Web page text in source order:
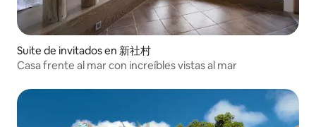
Suite de invitados en 新社村
Casa frente al mar con increíbles vistas al mar